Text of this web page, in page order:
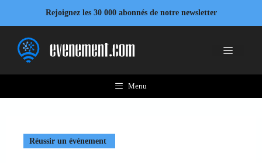
contenu
Rejoignez les 30 000 abonnés de notre newsletter
Menu
Menu
Réussir un événement